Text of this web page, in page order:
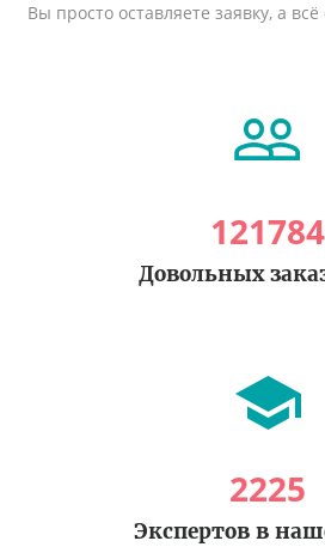
Вы просто оставляете заявку, а
121784
Довольных
2225
Экспертов в